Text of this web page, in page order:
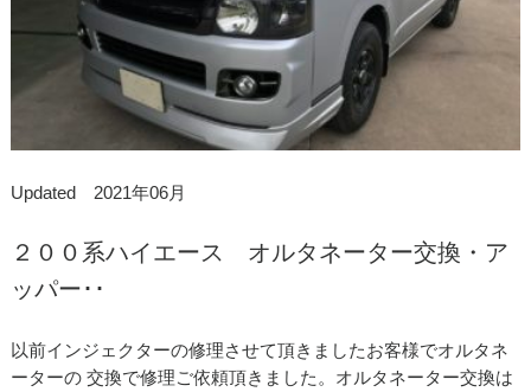
Updated 2021年06月
２００系ハイエース オルタネーター交換・ア
ッパー･･
以前インジェクターの修理させて頂きましたお客様でオルタネ
ーターの 交換で修理ご依頼頂きました。オルタネーター交換は